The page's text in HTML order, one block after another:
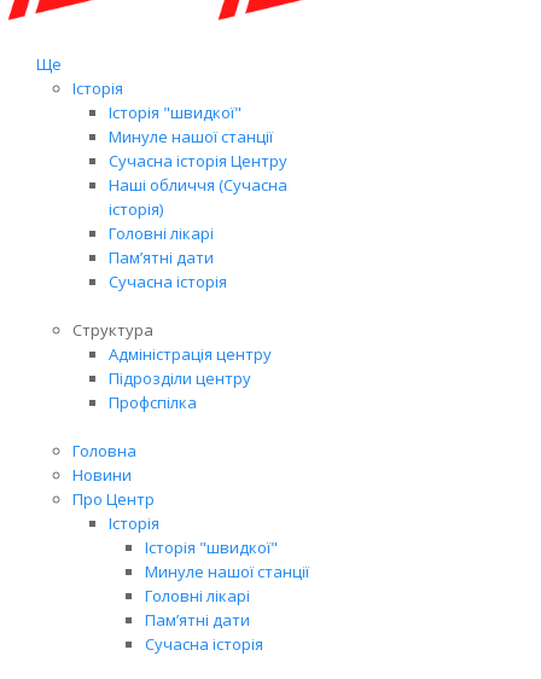
Ще
Історія
Історія "швидкої"
Минуле нашої станції
Сучасна історія Центру
Наші обличчя (Сучасна
історія)
Головні лікарі
Пам’ятні дати
Сучасна історія
Структура
Адміністрація центру
Підрозділи центру
Профспілка
Головна
Новини
Про Центр
Історія
Історія "швидкої"
Минуле нашої станції
Головні лікарі
Пам’ятні дати
Сучасна історія